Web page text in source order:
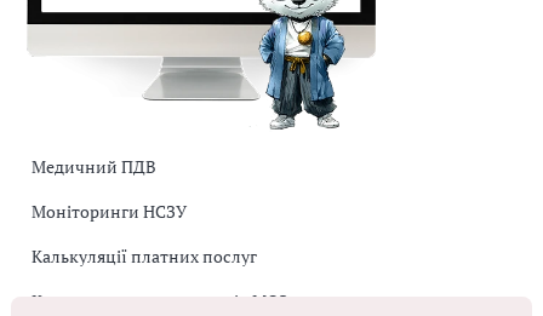
Медичний ПДВ
Моніторинги НСЗУ
Калькуляції платних послуг
Коригувальна накладна від МОЗ